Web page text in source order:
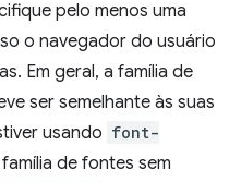
pelo menos uma
o navegador do usuário
Em geral, a família de
ser semelhante às suas
usando font-
de fontes sem